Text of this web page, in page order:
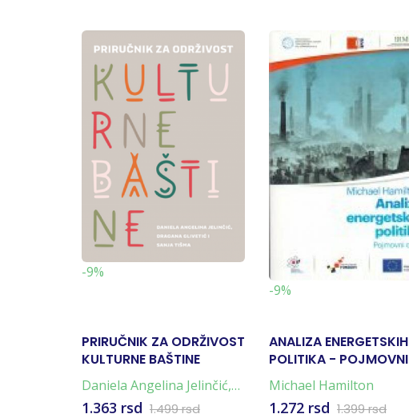
-9%
PRIRUČNIK ZA ODRŽIVOST
KULTURNE BAŠTINE
Daniela Angelina Jelinčić,
Dragana Glivetić,Sanja
1.363 rsd 1.499 rsd
-9%
ANALIZA ENERGETSKIH
POLITIKA - POJMOVNI
OKVIR
Michael Hamilton
1.272 rsd 1.399 rsd